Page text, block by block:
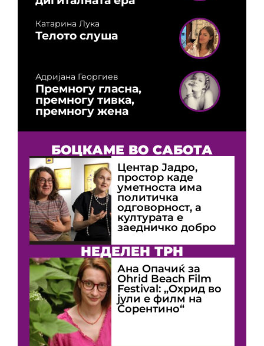
Катарина Лука
Телото слуша
Адријана Георгиев
Премногу гласна,
премногу тивка,
премногу жена
БОЦКАМЕ ВО САБОТА
Центар Јадро,
простор каде
уметноста има
политичка
одговорност, а
културата е
заедничко добро
НЕДЕЛЕН ТРН
Ана Опачиќ за
Оhrid Beach Film
Festival: „Охрид во
јули е филм на
Сорентино“